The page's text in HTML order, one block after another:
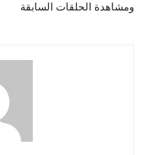
ومشاهدة الحلقات السابقة